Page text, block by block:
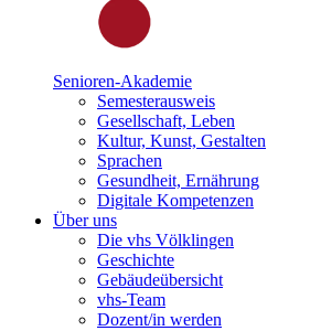
Senioren-Akademie
Semesterausweis
Gesellschaft, Leben
Kultur, Kunst, Gestalten
Sprachen
Gesundheit, Ernährung
Digitale Kompetenzen
Über uns
Die vhs Völklingen
Geschichte
Gebäudeübersicht
vhs-Team
Dozent/in werden